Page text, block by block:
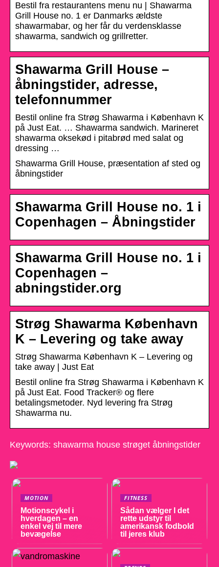
Bestil fra restaurantens menu nu | Shawarma
Grill House no. 1 er Danmarks ældste
shawarmabar, og her får du verdensklasse
shawarma, sandwich og grillretter.
Shawarma Grill House –
åbningstider, adresse,
telefonnummer
Bestil online fra Strøg Shawarma i København K
på Just Eat. … Shawarma sandwich. Marineret
shawarma oksekød i pitabrød med salat og
dressing …
Shawarma Grill House, præsentation af sted og
åbningstider
Shawarma Grill House no. 1 i
Copenhagen – Åbningstider
Shawarma Grill House no. 1 i
Copenhagen –
abningstider.org
Strøg Shawarma København
K – Levering og take away
Strøg Shawarma København K – Levering og
take away | Just Eat
Bestil online fra Strøg Shawarma i København K
på Just Eat. Food Tracker® og flere
betalingsmetoder. Nyd levering fra Strøg
Shawarma nu.
Keywords: shawarma house strøget åbningstider
MOTION
Motionscykel i
hverdagen – en
enkel vej til mere
bevægelse
FITNESS
Sådan vælger I det
rette udstyr til
amerikansk fodbold
til jeres klub